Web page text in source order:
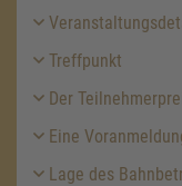
Treffpunkt
Der
Eine
Lage des